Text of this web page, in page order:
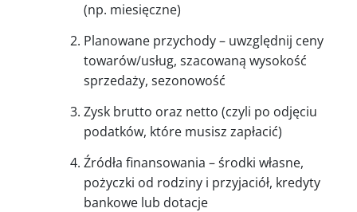
(np. miesięczne)
Planowane przychody – uwzględnij ceny
towarów/usług, szacowaną wysokość
sprzedaży, sezonowość
Zysk brutto oraz netto (czyli po odjęciu
podatków, które musisz zapłacić)
Źródła finansowania – środki własne,
pożyczki od rodziny i przyjaciół, kredyty
bankowe lub dotacje